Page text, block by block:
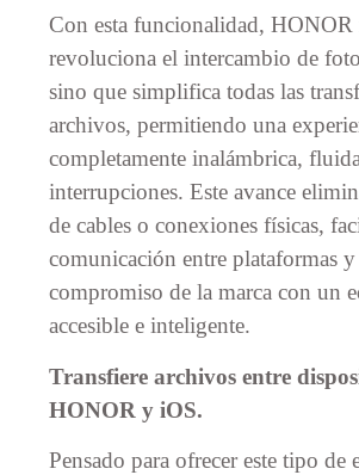
Con esta funcionalidad, HONOR
revoluciona el intercambio de
sino que simplifica todas las
archivos, permitiendo una
completamente inalámbrica,
interrupciones. Este avance
de cables o conexiones físicas,
comunicación entre plataformas
compromiso de la marca con un
accesible e inteligente.
Transfiere archivos entre
HONOR y iOS.
Pensado para ofrecer este tipo de